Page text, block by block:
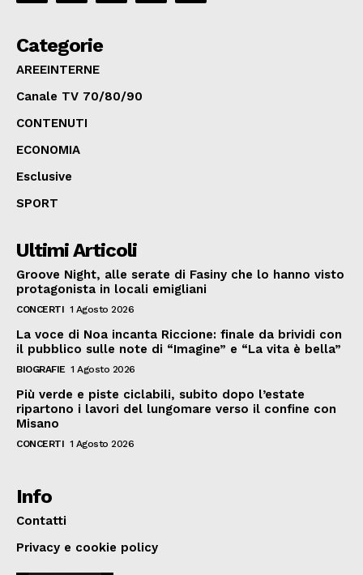
Categorie
AREEINTERNE
Canale TV 70/80/90
CONTENUTI
ECONOMIA
Esclusive
SPORT
Ultimi Articoli
Groove Night, alle serate di Fasiny che lo hanno visto
protagonista in locali emigliani
CONCERTI 1 Agosto 2026
La voce di Noa incanta Riccione: finale da brividi con
il pubblico sulle note di “Imagine” e “La vita è bella”
BIOGRAFIE 1 Agosto 2026
Più verde e piste ciclabili, subito dopo l’estate
ripartono i lavori del lungomare verso il confine con
Misano
CONCERTI 1 Agosto 2026
Info
Contatti
Privacy e cookie policy